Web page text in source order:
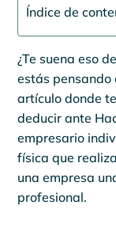
Índice de
¿Te suena eso
estás pensando
artículo donde
deducir ante
empresario
física que
una empresa
profesional.